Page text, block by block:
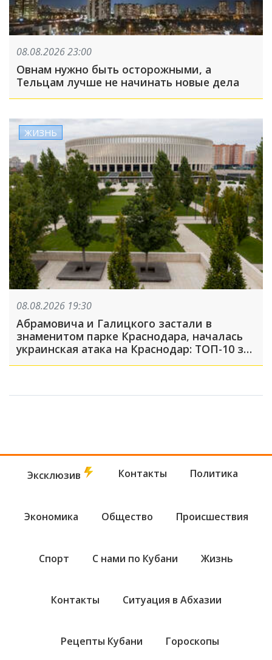
08.08.2026 23:00
Овнам нужно быть осторожными, а
Тельцам лучше не начинать новые дела
ЖИЗНЬ
08.08.2026 19:30
Абрамовича и Галицкого застали в
знаменитом парке Краснодара, началась
украинская атака на Краснодар: ТОП-10 за
неделю
Эксклюзив Контакты Политика
Экономика Общество Происшествия
Спорт С нами по Кубани Жизнь
Контакты Ситуация в Абхазии
Рецепты Кубани Гороскопы